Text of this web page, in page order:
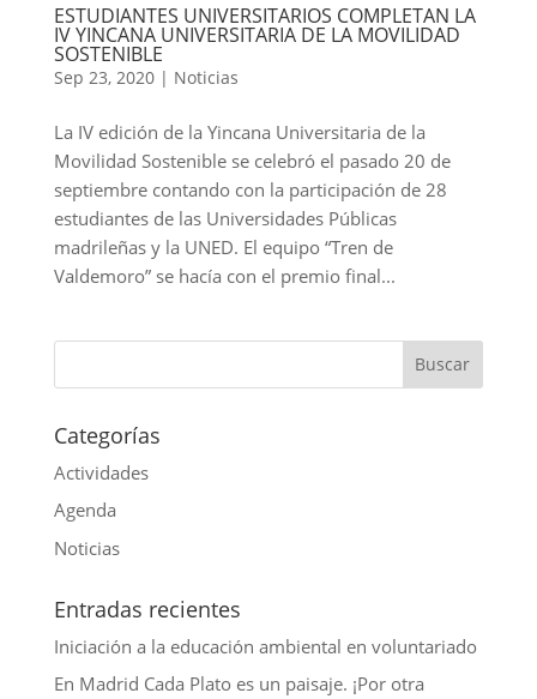
ESTUDIANTES UNIVERSITARIOS COMPLETAN LA
IV YINCANA UNIVERSITARIA DE LA MOVILIDAD
SOSTENIBLE
Sep 23, 2020| Noticias
La IV edición de la Yincana Universitaria de la
Movilidad Sostenible se celebró el pasado 20 de
septiembre contando con la participación de 28
estudiantes de las Universidades Públicas
madrileñas y la UNED. El equipo “Tren de
Valdemoro” se hacía con el premio final...
Categorías
Actividades
Agenda
Noticias
Entradas recientes
Iniciación a la educación ambiental en voluntariado
En Madrid Cada Plato es un paisaje. ¡Por otra